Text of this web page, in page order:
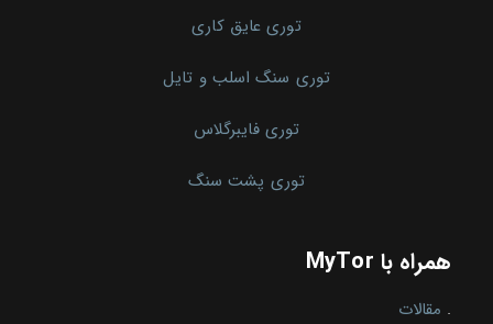
توری عایق کاری
توری سنگ اسلب و تایل
توری فایبرگلاس
توری پشت سنگ
همراه با MyTor
. مقالات